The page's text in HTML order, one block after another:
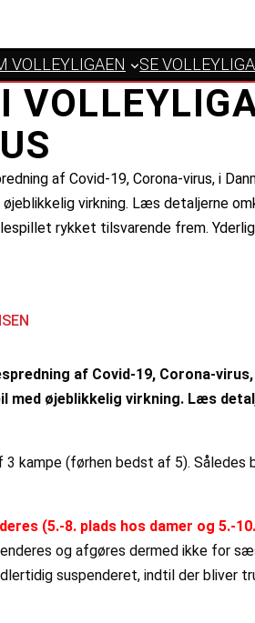
VOLLEYLIGAEN SE
af Covid-19, Corona-virus, i
virkning. Læs detaljerne
rykket tilsvarende frem.
af Covid-19, Corona-
med øjeblikkelig virkning. Læs
kampe (førhen bedst af 5).
(5.-8. plads hos damer og 5.-
og afgøres dermed ikke for
suspenderet, indtil der bliver